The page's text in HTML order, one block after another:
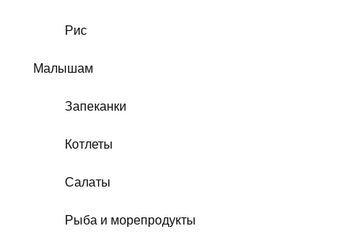
Рис
Малышам
Запеканки
Котлеты
Салаты
Рыба и морепродукты